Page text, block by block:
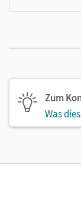
Zum
Was